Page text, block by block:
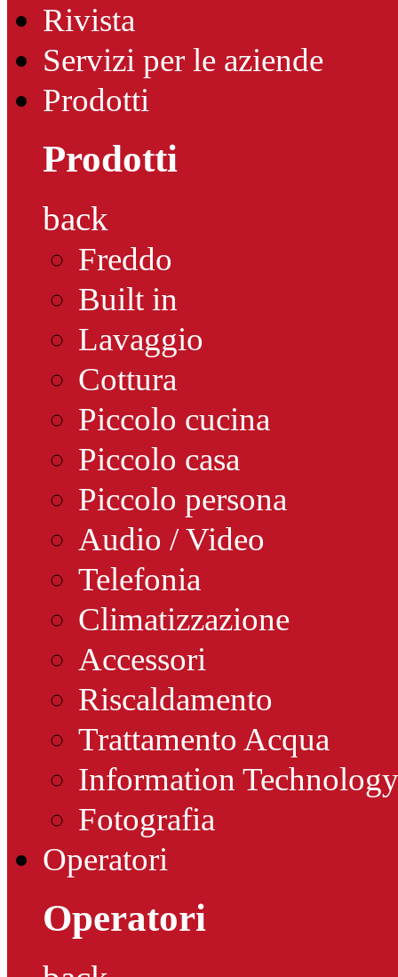
Rivista
Servizi per le aziende
Prodotti
Prodotti
back
Freddo
Built in
Lavaggio
Cottura
Piccolo cucina
Piccolo casa
Piccolo persona
Audio / Video
Telefonia
Climatizzazione
Accessori
Riscaldamento
Trattamento Acqua
Information Technology
Fotografia
Operatori
Operatori